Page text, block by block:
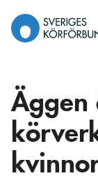
innehåll
Äggen